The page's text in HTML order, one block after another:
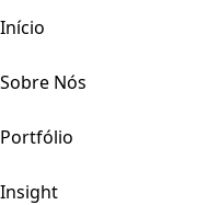
Início
Sobre Nós
Portfólio
Insight